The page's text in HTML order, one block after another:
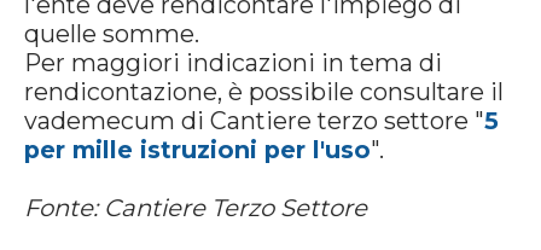
quelle somme.
Per maggiori indicazioni in tema di
rendicontazione, è possibile consultare il
vademecum di Cantiere terzo settore "5
per mille istruzioni per l'uso".
Fonte: Cantiere Terzo Settore